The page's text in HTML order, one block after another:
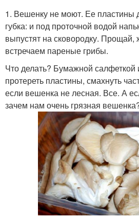
1. Вешенку не моют. Ее пластины
губка: и под проточной водой
выпустят на сковородку.
встречаем пареные грибы.
Что делать? Бумажной салфеткой
протереть пластины, смахнуть
если вешенка не лесная. Все. А
зачем нам очень грязная